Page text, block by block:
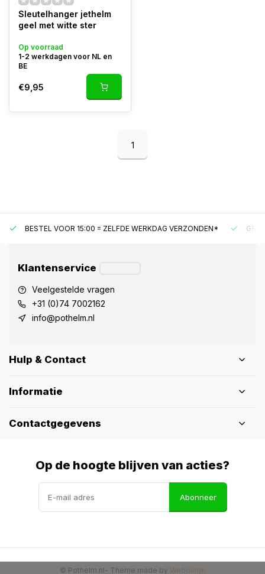
Sleutelhanger jethelm
geel met witte ster
Op voorraad
1-2 werkdagen voor NL en
BE
€9,95
1
BESTEL VOOR 15:00 = ZELFDE WERKDAG VERZONDEN*
Klantenservice
Veelgestelde vragen
+31 (0)74 7002162
info@pothelm.nl
Hulp & Contact
Informatie
Contactgegevens
Op de hoogte blijven van acties?
Abonneer
© Pothelm.nl- Theme made by Webdinge